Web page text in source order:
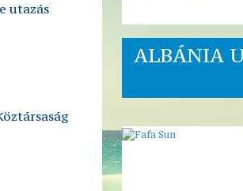
utazás
ALBÁNIA